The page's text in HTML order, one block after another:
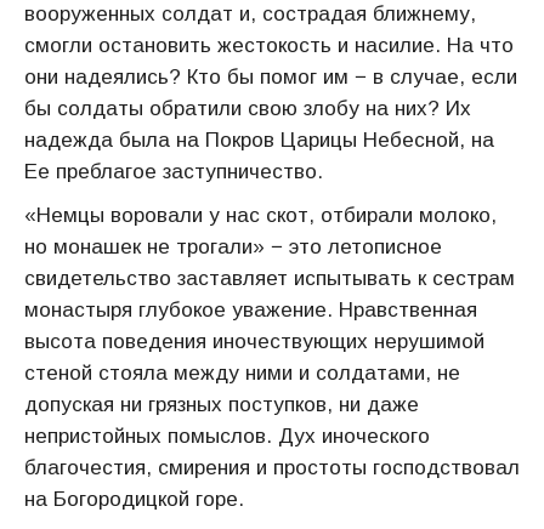
вооруженных солдат и, сострадая ближнему,
смогли остановить жестокость и насилие. На что
они надеялись? Кто бы помог им − в случае, если
бы солдаты обратили свою злобу на них? Их
надежда была на Покров Царицы Небесной, на
Ее преблагое заступничество.
«Немцы воровали у нас скот, отбирали молоко,
но монашек не трогали» − это летописное
свидетельство заставляет испытывать к сестрам
монастыря глубокое уважение. Нравственная
высота поведения иночествующих нерушимой
стеной стояла между ними и солдатами, не
допуская ни грязных поступков, ни даже
непристойных помыслов. Дух иноческого
благочестия, смирения и простоты господствовал
на Богородицкой горе.